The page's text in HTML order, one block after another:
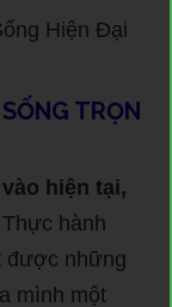
Hiện Đại
TRỌN
hiện tại,
Thực hành
được những
mình một